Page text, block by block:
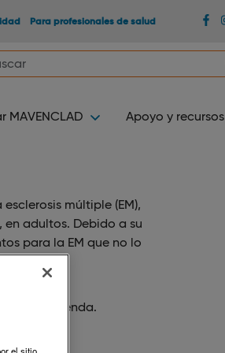
Para profesionales de salud
MAVENCLAD Apoyo y recursos
múltiple (EM),
adultos. Debido a su
para la EM que no lo
se recomienda.